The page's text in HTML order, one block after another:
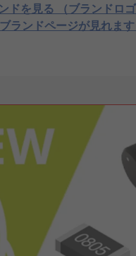
ドを見る （ブランドロ
ランドページが見れます